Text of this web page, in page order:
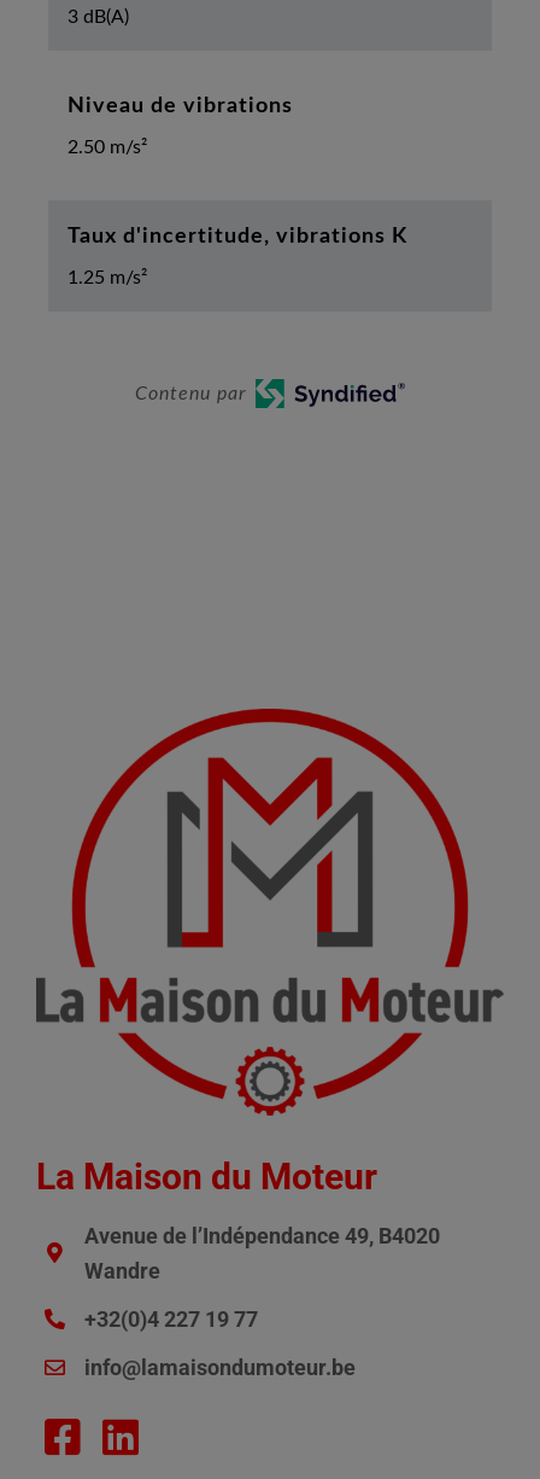
3 dB(A)
Niveau de vibrations
2.50 m/s²
Taux d'incertitude, vibrations K
1.25 m/s²
Contenu par
La Maison du Moteur
Avenue de l’Indépendance 49, B4020
Wandre
+32(0)4 227 19 77
info@lamaisondumoteur.be